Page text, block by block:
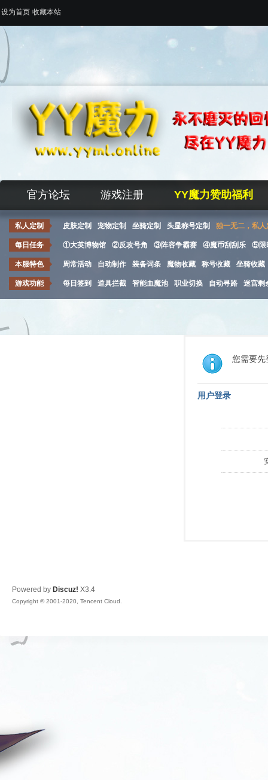
设为首页 收藏本站
官方论坛 游戏注册 YY魔力赞助福利
私人定制 皮肤定制 宠物定制 坐骑定制 头显称号定制 独一无二，私人
每日任务 ①大英博物馆 ②反攻号角 ③阵容争霸赛 ④魔币刮刮乐 ⑤限
本服特色 周常活动 自动制作 装备词条 魔物收藏 称号收藏 坐骑收藏
游戏功能 每日签到 道具拦截 智能血魔池 职业切换 自动寻路 迷宫剩
您需要先
用户登录
Powered by Discuz! X3.4
Copyright © 2001-2020, Tencent Cloud.